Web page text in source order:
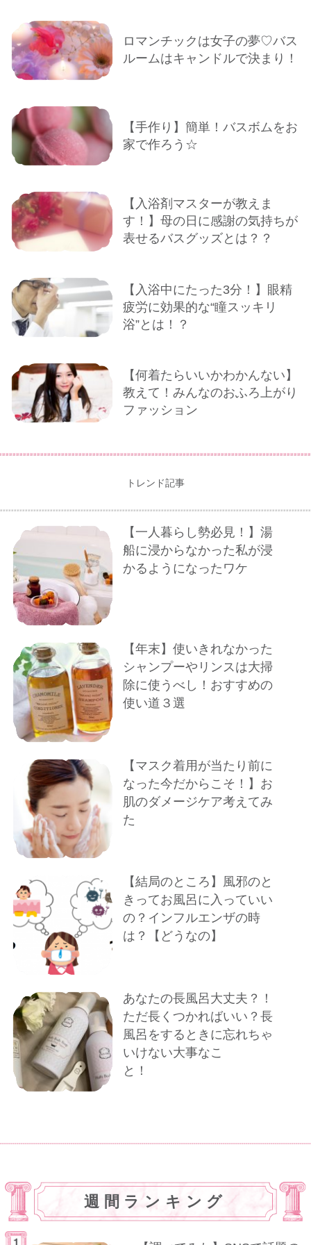
ロマンチックは女子の夢♡バス
ルームはキャンドルで決まり！
【手作り】簡単！バスボムをお
家で作ろう☆
【入浴剤マスターが教えま
す！】母の日に感謝の気持ちが
表せるバスグッズとは？？
【入浴中にたった3分！】眼精
疲労に効果的な“瞳スッキリ
浴”とは！？
【何着たらいいかわかんない】
教えて！みんなのおふろ上がり
ファッション
トレンド記事
【一人暮らし勢必見！】湯
船に浸からなかった私が浸
かるようになったワケ
【年末】使いきれなかった
シャンプーやリンスは大掃
除に使うべし！おすすめの
使い道３選
【マスク着用が当たり前に
なった今だからこそ！】お
肌のダメージケア考えてみ
た
【結局のところ】風邪のと
きってお風呂に入っていい
の？インフルエンザの時
は？【どうなの】
あなたの長風呂大丈夫？！
ただ長くつかればいい？長
風呂をするときに忘れちゃ
いけない大事なこ
と！
週間ランキング